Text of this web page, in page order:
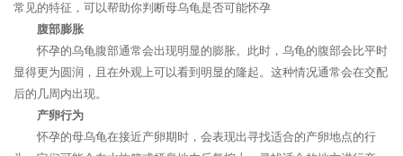
常见的特征，可以帮助你判断母乌龟是否可能怀孕
腹部膨胀
怀孕的乌龟腹部通常会出现明显的膨胀。此时，乌龟的腹部会比平时
显得更为圆润，且在外观上可以看到明显的隆起。这种情况通常会在交配
后的几周内出现。
产卵行为
怀孕的母乌龟在接近产卵期时，会表现出寻找适合的产卵地点的行